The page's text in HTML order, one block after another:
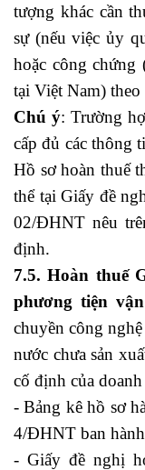
tượng khác cần
sự (nếu việc ủy
hoặc công chứng
tại Việt Nam)
Chú ý: Trường
cấp đủ các thông
Hồ sơ hoàn thuế
thể tại Giấy đề
02/ĐHNT nêu
định.
7.5. Hoàn thuế
phương tiện
chuyền công
nước chưa sản
cố định của
- Bảng kê hồ sơ
4/ĐHNT ban
- Giấy đề nghị